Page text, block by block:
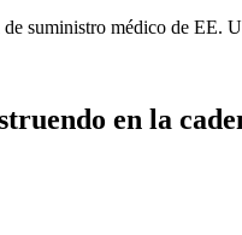
de suministro médico de EE.
en la